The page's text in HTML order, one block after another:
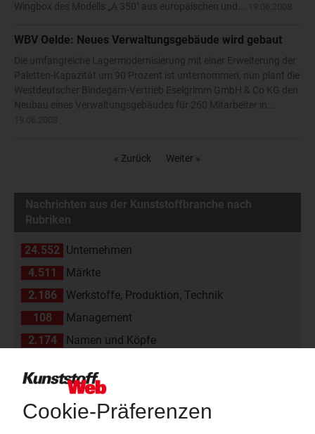
Wingbox des Modells „A 350" aus europäischen und...
WBV Oelde: Neues Verwaltungsgebäude wird gebaut
Die umfangreiche Lagermodernisierung mit einer Erweiterung der
Paletten-Kapazität um 90 Prozent ist unternommen, nun plant die
Westdeutscher Bindegarn-Vertrieb Eselgrimm GmbH & Co KG den
Neubau eines Verwaltungsgebäudes für 260 Mitarbeiter in...
« Zurück Weiter »
Nachrichten aus der Kunststoffbranche nach
Rubriken
24.552 Unternehmen
4.511
Märkte
2.186
Werkstoffe, Produktion, Technik
108
Management
2.174
Namen und Köpfe
811
Veranstaltungen
11
Kommentare